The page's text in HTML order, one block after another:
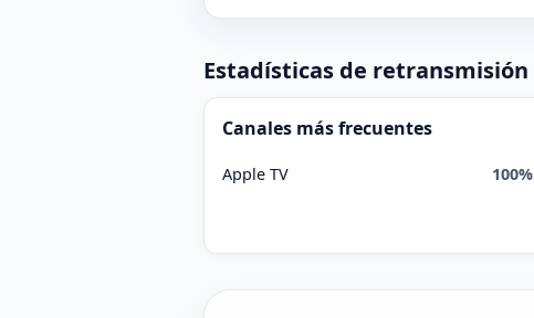
Estadísticas de retransmisión
Canales más frecuentes
Apple TV 100%